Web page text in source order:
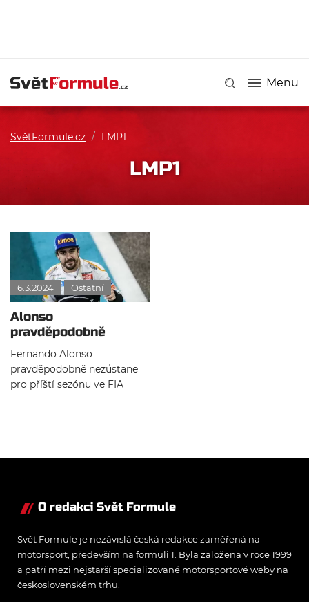
Menu
SvětFormule.cz / LMP1
LMP1
6.3.2024 Ostatní
Alonso
pravděpodobně
nezůstane příští rok u
Toyoty
Fernando Alonso
pravděpodobně nezůstane
pro příští sezónu ve FIA
Championship season
O redakci Svět Formule
Svět Formule je nezávislá česká redakce zaměřená na
motorsport, především na formuli 1. Byla založena v roce 1999
a patří mezi nejstarší specializované motorsportové weby na
československém trhu.